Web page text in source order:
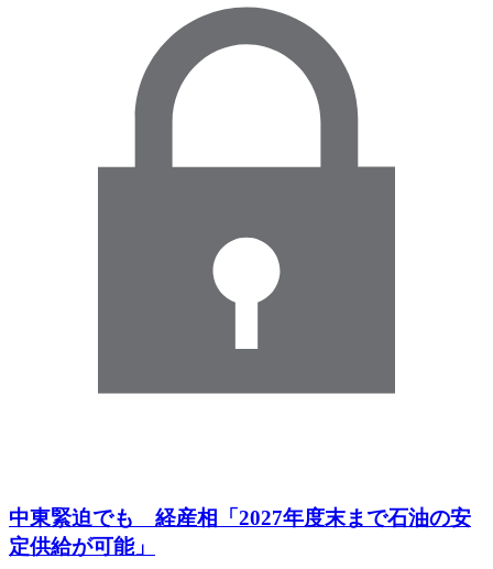
中東緊迫でも 経産相「2027年度末まで石油の安
定供給が可能」